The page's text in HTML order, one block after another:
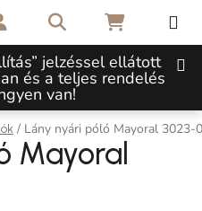
jelzéssel ellátott
és a teljes rendelés
van!
KeresésKOSÁR
/ Lány nyári póló Mayoral 3023-
Mayoral